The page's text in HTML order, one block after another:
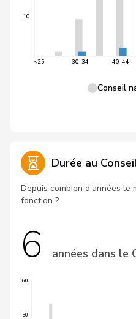
10
<25 30-34 40-44
Conseil
Durée au
Depuis combien d'années le
fonction ?
6 années dans le
50
60